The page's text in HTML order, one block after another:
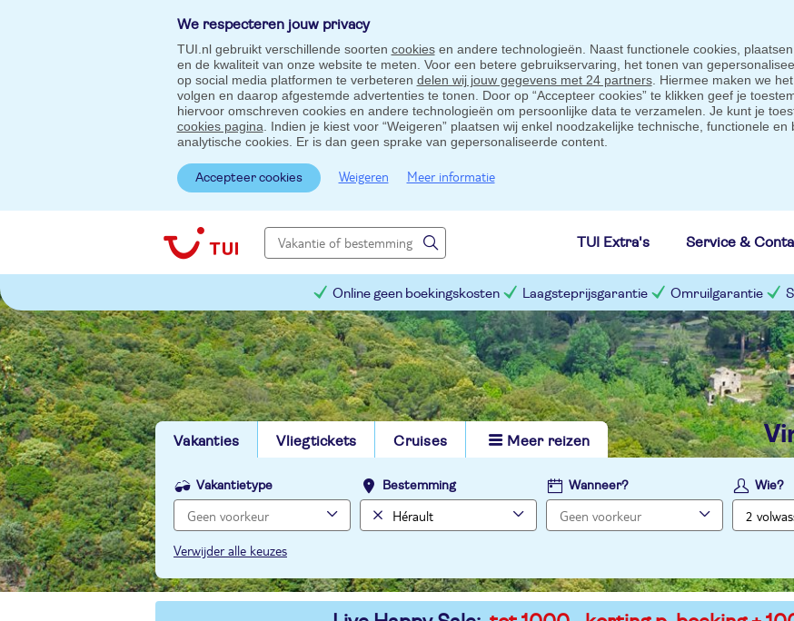
We respecteren jouw privacy
TUI.nl gebruikt verschillende soorten cookiesen andere technologieën. Naast functionele cookies,
en de kwaliteit van onze website te meten. Voor een betere gebruikservaring, het tonen van
op social media platformen te verbeteren delen wij jouw gegevens met 24 partners. Hiermee maken we
volgen en daarop afgestemde advertenties te tonen. Door op “Accepteer cookies” te klikken geef je
hiervoor omschreven cookies en andere technologieën om persoonlijke data te verzamelen. Je kunt je
cookies pagina . Indien je kiest voor “Weigeren” plaatsen wij enkel noodzakelijke technische, functionele
analytische cookies. Er is dan geen sprake van gepersonaliseerde content.
Accepteer cookies Weigeren Meer informatie
TUI Extra's Service &
Online geen boekingskosten Laagsteprijsgarantie Omruilgarantie
Vakanties Vliegtickets Cruises Meer reizen
Vakantietype Bestemming Wanneer? Wie?
Verwijder alle keuzes